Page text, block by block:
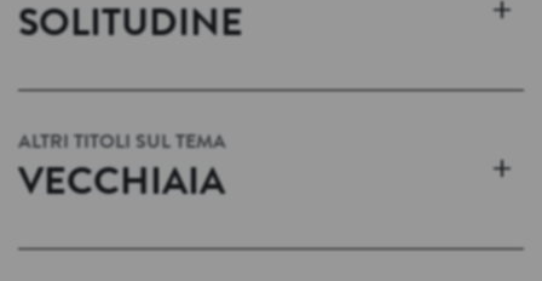
SOLITUDINE +
ALTRI TITOLI SUL TEMA
VECCHIAIA +